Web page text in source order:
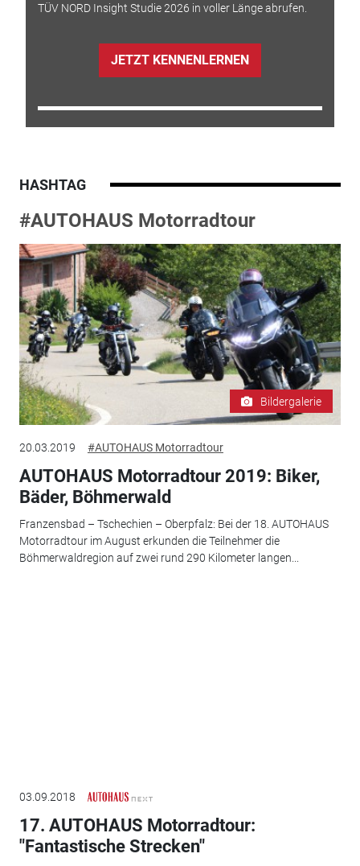
TÜV NORD Insight Studie 2026 in voller Länge abrufen.
JETZT KENNENLERNEN
HASHTAG
#AUTOHAUS Motorradtour
Bildergalerie
20.03.2019 #AUTOHAUS Motorradtour
AUTOHAUS Motorradtour 2019: Biker,
Bäder, Böhmerwald
Franzensbad – Tschechien – Oberpfalz: Bei der 18. AUTOHAUS
Motorradtour im August erkunden die Teilnehmer die
Böhmerwaldregion auf zwei rund 290 Kilometer langen...
03.09.2018
17. AUTOHAUS Motorradtour:
"Fantastische Strecken"